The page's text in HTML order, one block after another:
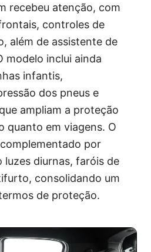
recebeu atenção, com
controles de
além de assistente de
modelo inclui ainda
infantis,
dos pneus e
ampliam a proteção
quanto em viagens. O
por
luzes diurnas, faróis de
consolidando um
de proteção.